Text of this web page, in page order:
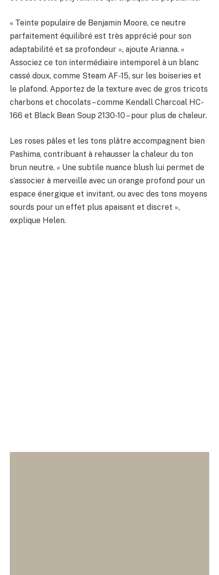
« Teinte populaire de Benjamin Moore, ce neutre
parfaitement équilibré est très apprécié pour son
adaptabilité et sa profondeur », ajoute Arianna. «
Associez ce ton intermédiaire intemporel à un blanc
cassé doux, comme Steam AF-15, sur les boiseries et
le plafond. Apportez de la texture avec de gros tricots
charbons et chocolats – comme Kendall Charcoal HC-
166 et Black Bean Soup 2130-10 – pour plus de chaleur.
Les roses pâles et les tons plâtre accompagnent bien
Pashima, contribuant à rehausser la chaleur du ton
brun neutre. « Une subtile nuance blush lui permet de
s’associer à merveille avec un orange profond pour un
espace énergique et invitant, ou avec des tons moyens
sourds pour un effet plus apaisant et discret »,
explique Helen.